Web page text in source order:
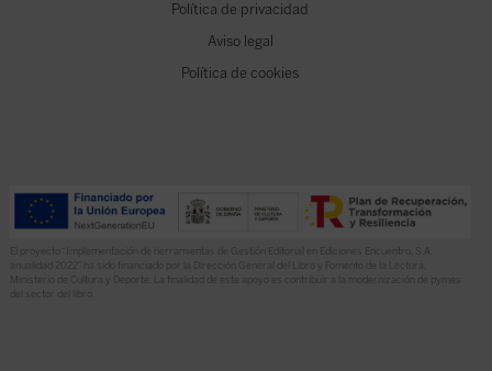
Política de privacidad
Aviso legal
Política de cookies
El proyecto “Implementación de herramientas de Gestión Editorial en Ediciones Encuentro, S.A.
anualidad 2022” ha sido financiado por la Dirección General del Libro y Fomento de la Lectura,
Ministerio de Cultura y Deporte. La finalidad de este apoyo es contribuir a la modernización de pymes
del sector del libro.